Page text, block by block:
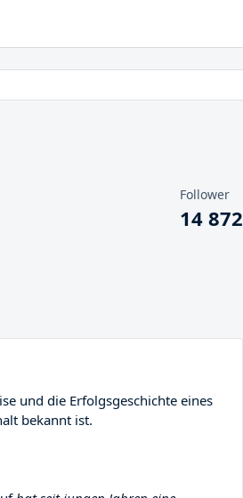
Follower
14 872
und die Erfolgsgeschichte eines
bekannt ist.